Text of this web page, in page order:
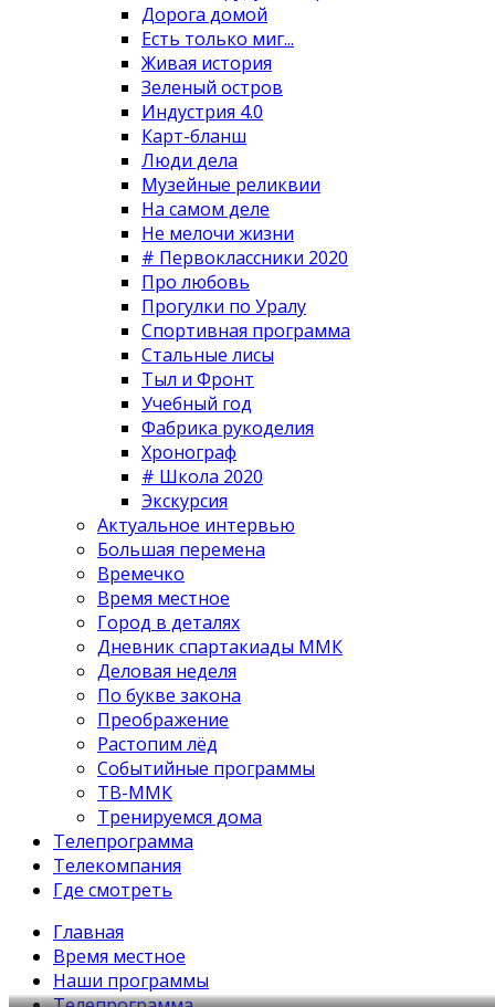
Дорога домой
Есть только миг...
Живая история
Зеленый остров
Индустрия 4.0
Карт-бланш
Люди дела
Музейные реликвии
На самом деле
Не мелочи жизни
# Первоклассники 2020
Про любовь
Прогулки по Уралу
Спортивная программа
Стальные лисы
Тыл и Фронт
Учебный год
Фабрика рукоделия
Хронограф
# Школа 2020
Экскурсия
Актуальное интервью
Большая перемена
Времечко
Время местное
Город в деталях
Дневник спартакиады ММК
Деловая неделя
По букве закона
Преображение
Растопим лёд
Событийные программы
ТВ-ММК
Тренируемся дома
Телепрограмма
Телекомпания
Где смотреть
Главная
Время местное
Наши программы